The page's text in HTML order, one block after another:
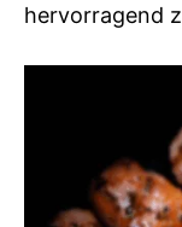
hervorragend